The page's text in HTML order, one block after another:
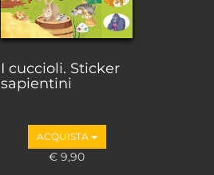
I cuccioli. Sticker
sapientini
ACQUISTA
€ 9,90